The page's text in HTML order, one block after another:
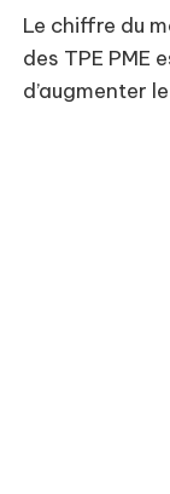
Le chiffre du
des TPE PME
d’augmenter